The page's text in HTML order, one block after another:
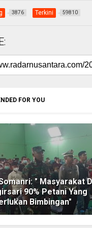
3876 Terkini 59810
FOR YOU
" Masyarakat
90% Petani Yang
Bimbingan"